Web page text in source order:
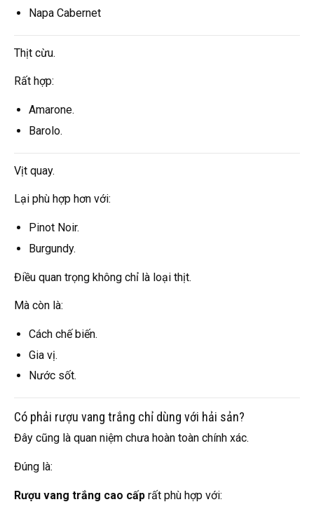
Napa Cabernet
Thịt cừu.
Rất hợp:
Amarone.
Barolo.
Vịt quay.
Lại phù hợp hơn với:
Pinot Noir.
Burgundy.
Điều quan trọng không chỉ là loại thịt.
Mà còn là:
Cách chế biến.
Gia vị.
Nước sốt.
Có phải rượu vang trắng chỉ dùng với hải sản?
Đây cũng là quan niệm chưa hoàn toàn chính xác.
Đúng là:
Rượu vang trắng cao cấp rất phù hợp với: